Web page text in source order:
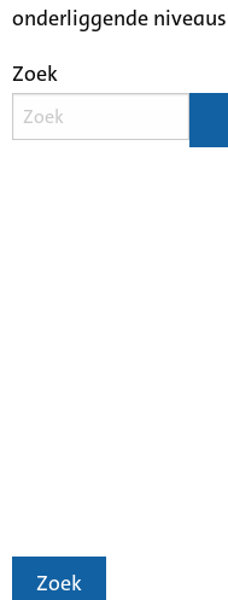
onderliggende
Zoek
Zoek